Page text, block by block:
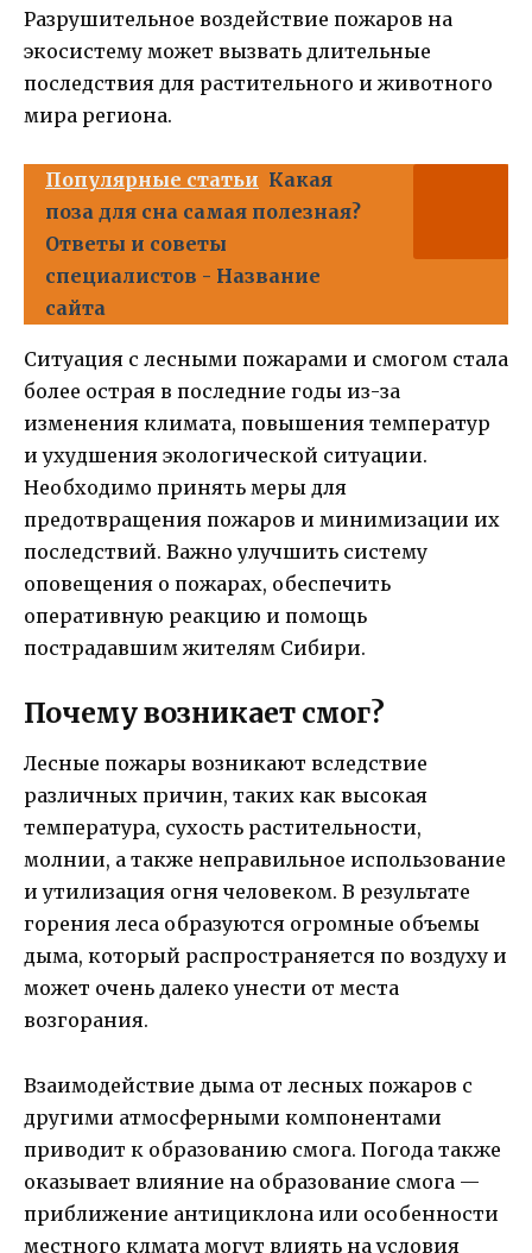
Разрушительное воздействие пожаров на
экосистему может вызвать длительные
последствия для растительного и животного
мира региона.
Популярные статьи Какая
поза для сна самая полезная?
Ответы и советы
специалистов - Название
сайта
Ситуация с лесными пожарами и смогом стала
более острая в последние годы из-за
изменения климата, повышения температур
и ухудшения экологической ситуации.
Необходимо принять меры для
предотвращения пожаров и минимизации их
последствий. Важно улучшить систему
оповещения о пожарах, обеспечить
оперативную реакцию и помощь
пострадавшим жителям Сибири.
Почему возникает смог?
Лесные пожары возникают вследствие
различных причин, таких как высокая
температура, сухость растительности,
молнии, а также неправильное использование
и утилизация огня человеком. В результате
горения леса образуются огромные объемы
дыма, который распространяется по воздуху и
может очень далеко унести от места
возгорания.
Взаимодействие дыма от лесных пожаров с
другими атмосферными компонентами
приводит к образованию смога. Погода также
оказывает влияние на образование смога —
приближение антициклона или особенности
местного клмата могут влиять на условия